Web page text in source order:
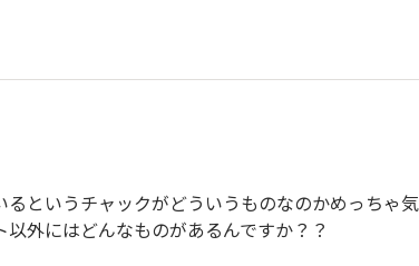
るというチャックがどういうものなのかめっちゃ
外にはどんなものがあるんですか？？